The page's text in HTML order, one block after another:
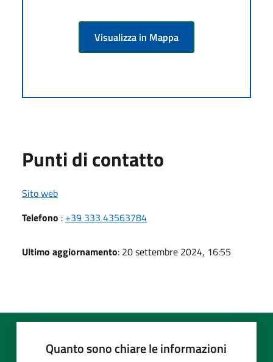
Visualizza in Mappa
Punti di contatto
Sito web
Telefono : +39 333 43563784
Ultimo aggiornamento: 20 settembre 2024, 16:55
Quanto sono chiare le informazioni